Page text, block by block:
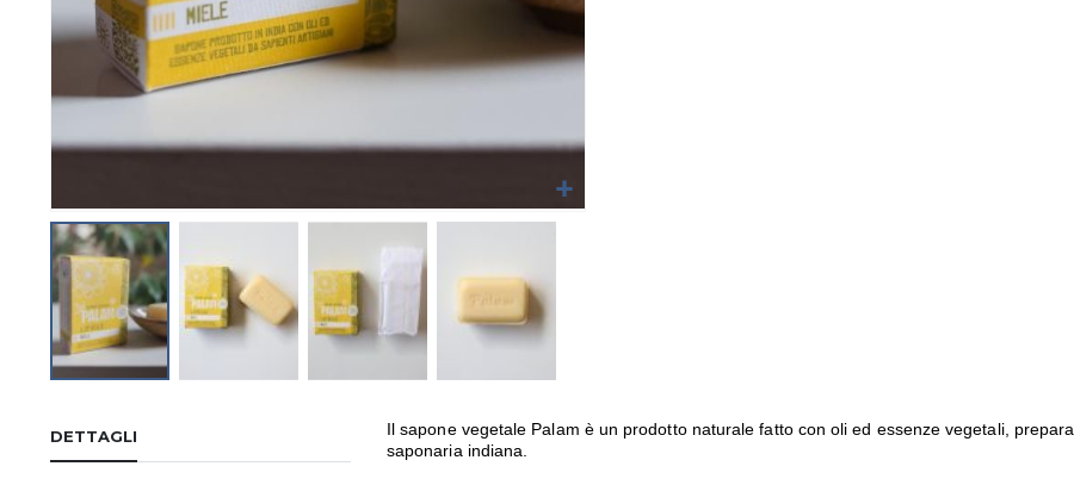
DETTAGLI
Il sapone vegetale Palam è un prodotto naturale fatto con oli ed essenze vegetali,
saponaria indiana.